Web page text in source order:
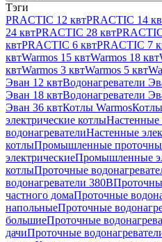
Тэги
PRACTIC 12 квтPRACTIC 14
24 квтPRACTIC 28 квт
квтPRACTIC 6 квтPRACTIC 7
квтWarmos 15 квтWarmos 18 квт
квтWarmos 3 квтWarmos 5 квт
Эван 12 квтВодонагреватели
Эван 18 квтВодонагреватели
Эван 36 квтКотлы Warmos
электрические котлыНастенные
водонагревателиНастенные
котлыПромышленные
электрическиеПромышленные
котлыПроточные
водонагреватели 380В
частного домаПроточные
напольныеПроточные
большиеПроточные
дачиПроточные